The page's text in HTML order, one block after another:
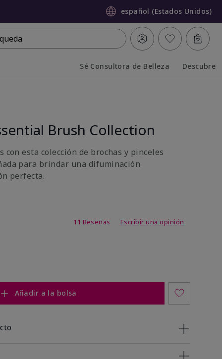
español (Estados Unidos)
Sé Consultora de Belleza Descubre
Brush Collection
con esta colección de brochas y pinceles
para brindar una difuminación
perfecta.
5 de 5
11 Reseñas Escribir una opinión
Añadir a la bolsa